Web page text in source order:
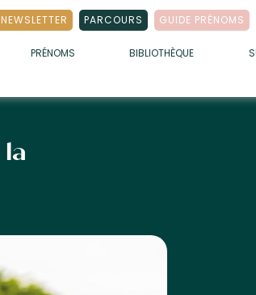
NEWSLETTER PARCOURS GUIDE PRÉNOMS
PRÉNOMS BIBLIOTHÈQUE